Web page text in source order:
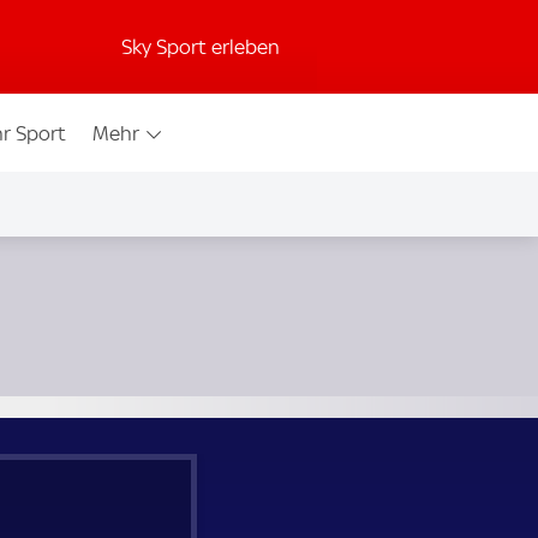
Sky Sport erleben
Sport Mehr